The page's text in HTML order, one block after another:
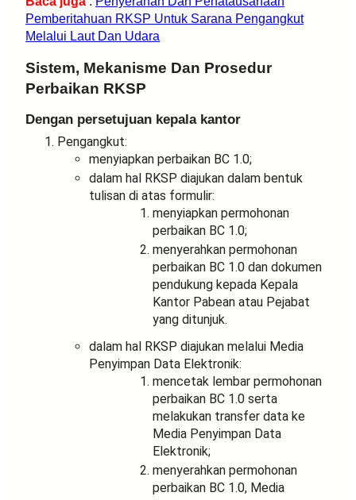
Pemberitahuan RKSP Untuk Sarana Pengangkut
Melalui Laut Dan Udara
Sistem, Mekanisme Dan Prosedur
Perbaikan RKSP
Dengan persetujuan kepala kantor
Pengangkut:
menyiapkan perbaikan BC 1.0;
dalam hal RKSP diajukan dalam bentuk
tulisan di atas formulir:
menyiapkan permohonan
perbaikan BC 1.0;
menyerahkan permohonan
perbaikan BC 1.0 dan dokumen
pendukung kepada Kepala
Kantor Pabean atau Pejabat
yang ditunjuk.
dalam hal RKSP diajukan melalui Media
Penyimpan Data Elektronik:
mencetak lembar permohonan
perbaikan BC 1.0 serta
melakukan transfer data ke
Media Penyimpan Data
Elektronik;
menyerahkan permohonan
perbaikan BC 1.0, Media